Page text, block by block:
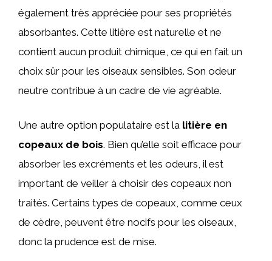
également très appréciée pour ses propriétés
absorbantes. Cette litière est naturelle et ne
contient aucun produit chimique, ce qui en fait un
choix sûr pour les oiseaux sensibles. Son odeur
neutre contribue à un cadre de vie agréable.
Une autre option populataire est la litière en
copeaux de bois. Bien qu’elle soit efficace pour
absorber les excréments et les odeurs, il est
important de veiller à choisir des copeaux non
traités. Certains types de copeaux, comme ceux
de cèdre, peuvent être nocifs pour les oiseaux,
donc la prudence est de mise.